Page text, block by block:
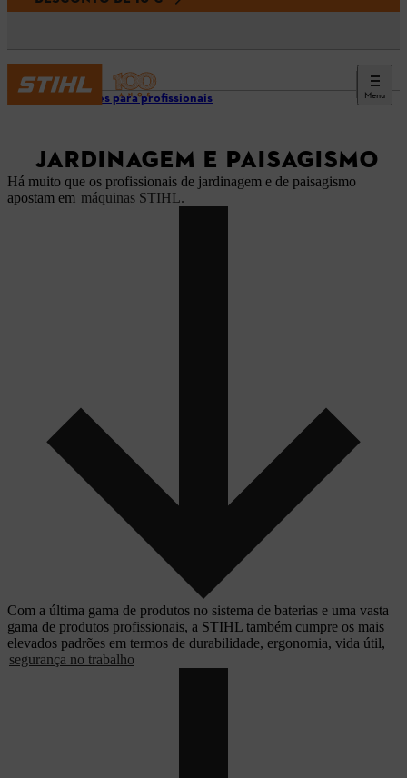
Menu
Soluções para profissionais
JARDINAGEM E PAISAGISMO
Há muito que os profissionais de jardinagem e de paisagismo
apostam em máquinas STIHL.
Com a última gama de produtos no sistema de baterias e uma vasta
gama de produtos profissionais, a STIHL também cumpre os mais
elevados padrões em termos de durabilidade, ergonomia, vida útil,
segurança no trabalho